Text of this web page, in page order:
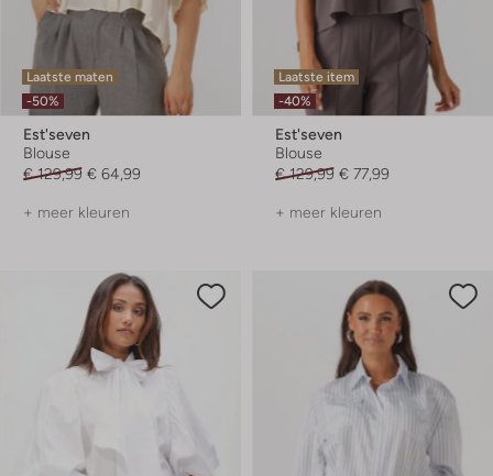
Laatste maten
-50%
Est'seven
Blouse
€ 129,99 € 64,99
+ meer kleuren
Laatste item
-40%
Est'seven
Blouse
€ 129,99 € 77,99
+ meer kleuren